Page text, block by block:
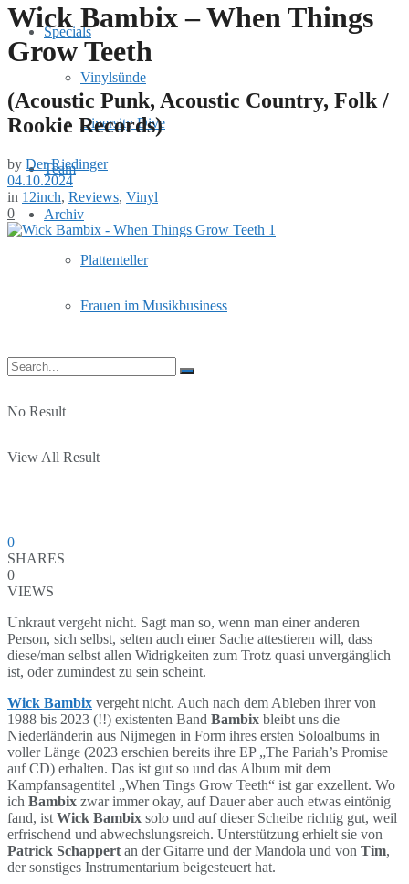
Specials
Vinylsünde
Diversity Dive
Team
Archiv
Plattenteller
Frauen im Musikbusiness
No Result
View All Result
Wick Bambix – When Things
Grow Teeth
(Acoustic Punk, Acoustic Country, Folk /
Rookie Records)
by Der Riedinger
04.10.2024
in 12inch, Reviews, Vinyl
0
0
SHARES
0
VIEWS
Unkraut vergeht nicht. Sagt man so, wenn man einer anderen
Person, sich selbst, selten auch einer Sache attestieren will, dass
diese/man selbst allen Widrigkeiten zum Trotz quasi unvergänglich
ist, oder zumindest zu sein scheint.
Wick Bambix vergeht nicht. Auch nach dem Ableben ihrer von
1988 bis 2023 (!!) existenten Band Bambix bleibt uns die
Niederländerin aus Nijmegen in Form ihres ersten Soloalbums in
voller Länge (2023 erschien bereits ihre EP „The Pariah’s Promise
auf CD) erhalten. Das ist gut so und das Album mit dem
Kampfansagentitel „When Tings Grow Teeth“ ist gar exzellent. Wo
ich Bambix zwar immer okay, auf Dauer aber auch etwas eintönig
fand, ist Wick Bambix solo und auf dieser Scheibe richtig gut, weil
erfrischend und abwechslungsreich. Unterstützung erhielt sie von
Patrick Schappert an der Gitarre und der Mandola und von Tim,
der sonstiges Instrumentarium beigesteuert hat.